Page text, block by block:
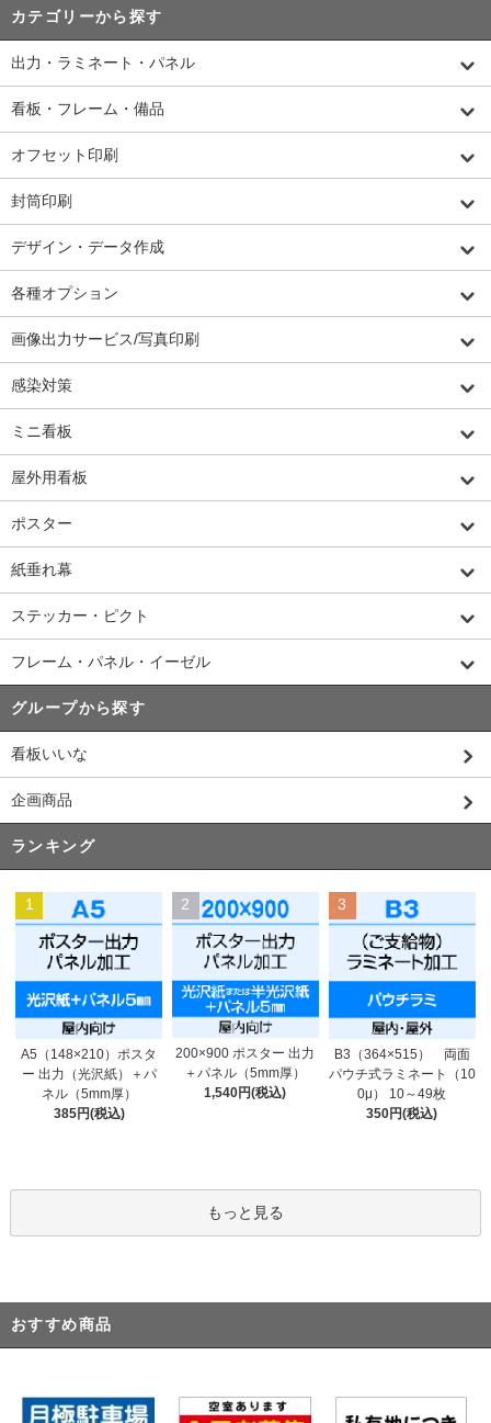
カテゴリーから探す
出力・ラミネート・パネル
看板・フレーム・備品
オフセット印刷
封筒印刷
デザイン・データ作成
各種オプション
画像出力サービス/写真印刷
感染対策
ミニ看板
屋外用看板
ポスター
紙垂れ幕
ステッカー・ピクト
フレーム・パネル・イーゼル
グループから探す
看板いいな
企画商品
ランキング
1
A5（148×210）ポスタ
ー 出力（光沢紙）＋パ
ネル（5mm厚）
385円(税込)
2
200×900 ポスター 出力
＋パネル（5mm厚）
1,540円(税込)
3
B3（364×515） 両面
パウチ式ラミネート（10
0μ） 10～49枚
350円(税込)
もっと見る
おすすめ商品